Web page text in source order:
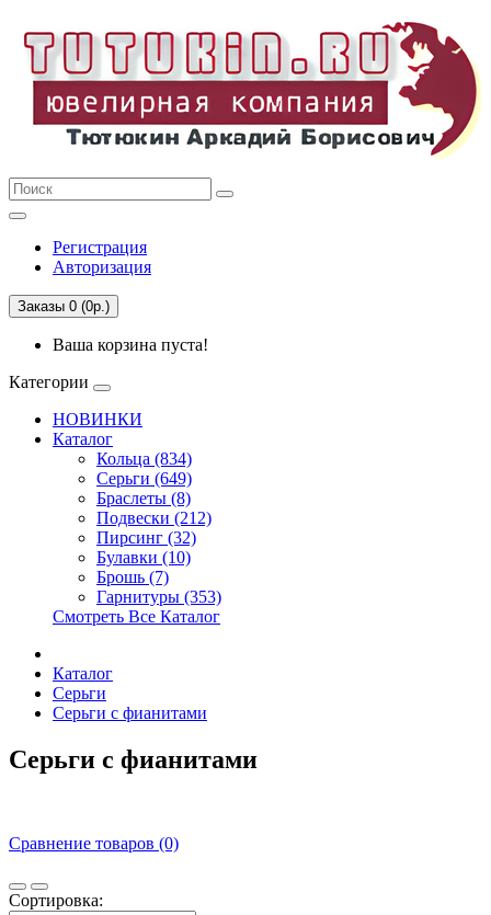
Регистрация
Авторизация
Заказы 0 (0р.)
Ваша корзина пуста!
Категории
НОВИНКИ
Каталог
Кольца (834)
Серьги (649)
Браслеты (8)
Подвески (212)
Пирсинг (32)
Булавки (10)
Брошь (7)
Гарнитуры (353)
Смотреть Все Каталог
Каталог
Серьги
Серьги с фианитами
Серьги с фианитами
Сравнение товаров (0)
Сортировка: